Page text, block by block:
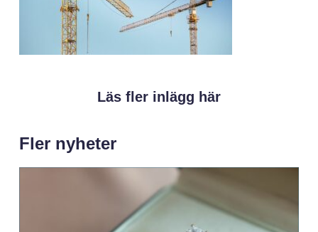
Läs fler inlägg här
Fler nyheter